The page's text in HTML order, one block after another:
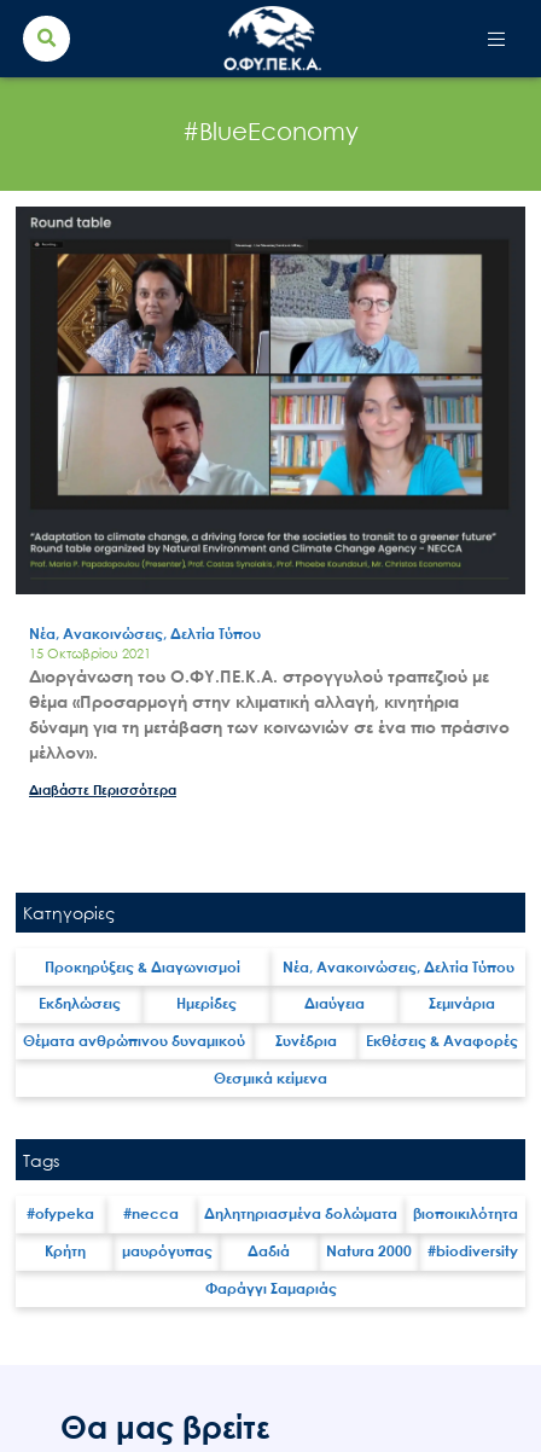
Search
for:
Search
for:
Ο.ΦΥ.ΠΕ.Κ.Α.
Νέα – Δημοσιότητα
Έργα
#BlueEconomy
Νέα, Ανακοινώσεις, Δελτία Τύπου
15 Οκτωβρίου 2021
Διοργάνωση του Ο.ΦΥ.ΠΕ.Κ.Α. στρογγυλού τραπεζιού με
θέμα «Προσαρμογή στην κλιματική αλλαγή, κινητήρια
δύναμη για τη μετάβαση των κοινωνιών σε ένα πιο πράσινο
μέλλον».
Διαβάστε Περισσότερα
Κατηγορίες
Προκηρύξεις & Διαγωνισμοί Νέα, Ανακοινώσεις, Δελτία Τύπου
Εκδηλώσεις Ημερίδες Διαύγεια Σεμινάρια
Θέματα ανθρώπινου δυναμικού Συνέδρια Εκθέσεις & Αναφορές
Θεσμικά κείμενα
Tags
#ofypeka #necca Δηλητηριασμένα δολώματα βιοποικιλότητα
Κρήτη μαυρόγυπας Δαδιά Natura 2000 #biodiversity
Φαράγγι Σαμαριάς
Θα μας βρείτε